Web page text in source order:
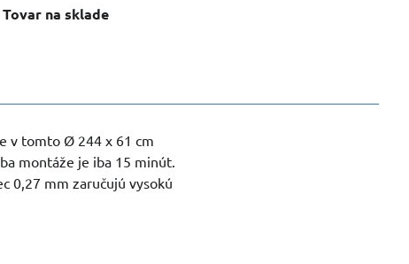
Tovar na sklade
v tomto Ø 244 x 61 cm
montáže je iba 15 minút.
0,27 mm zaručujú vysokú